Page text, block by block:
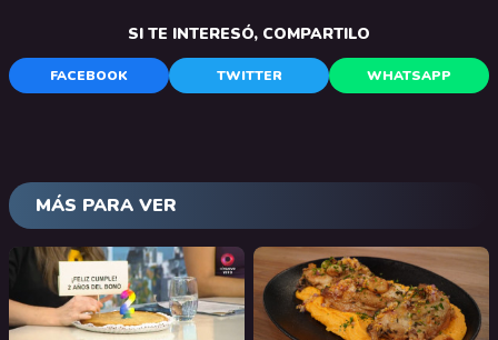
SI TE INTERESÓ, COMPARTILO
FACEBOOK TWITTER WHATSAPP
MÁS PARA VER